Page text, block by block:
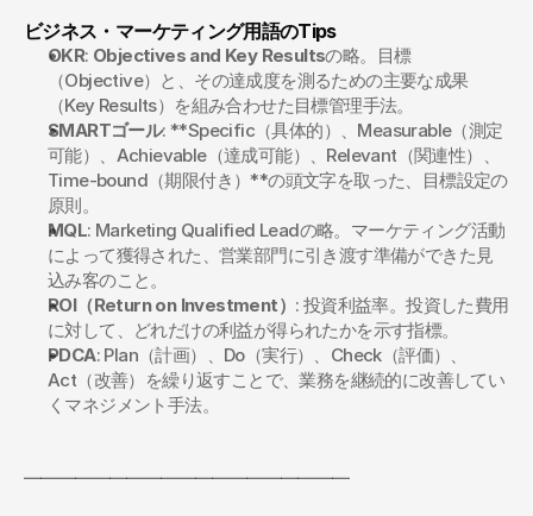
ビジネス・マーケティング用語のTips
OKR: Objectives and Key Resultsの略。目標
（Objective）と、その達成度を測るための主要な成果
（Key Results）を組み合わせた目標管理手法。
SMARTゴール: **Specific（具体的）、Measurable（測定
可能）、Achievable（達成可能）、Relevant（関連性）、
Time-bound（期限付き）**の頭文字を取った、目標設定の
原則。
MQL: Marketing Qualified Leadの略。マーケティング活動
によって獲得された、営業部門に引き渡す準備ができた見
込み客のこと。
ROI（Return on Investment） : 投資利益率。投資した費用
に対して、どれだけの利益が得られたかを示す指標。
PDCA: Plan（計画）、Do（実行）、Check（評価）、
Act（改善）を繰り返すことで、業務を継続的に改善してい
くマネジメント手法。
━━━━━━━━━━━━━━━━━━━